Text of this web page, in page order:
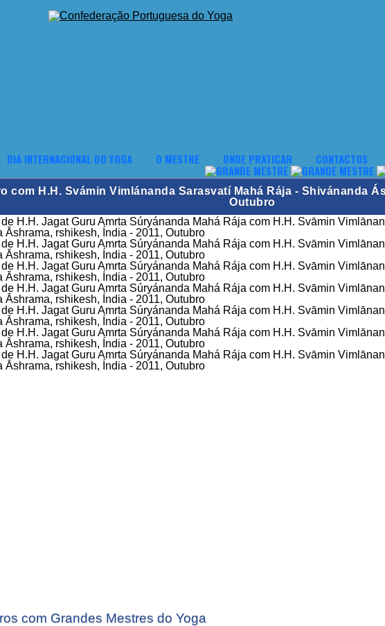
DIA INTERNACIONAL DO YOGA O MESTRE ONDE PRATICAR CONTACTOS
com H.H. Svámin Vimlánanda Sarasvatí Mahá Rája - Shivánanda
Outubro
com Grandes Mestres do Yoga